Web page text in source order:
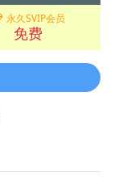
永久SVIP会员
免费